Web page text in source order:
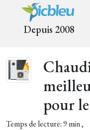
Depuis 2008
pour
Temps de lecture: 9 min ,